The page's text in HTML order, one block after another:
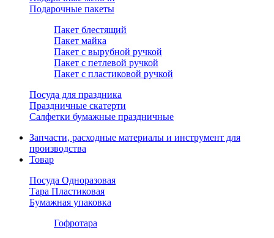
Подарочные пакеты
Пакет блестящий
Пакет майка
Пакет с вырубной ручкой
Пакет с петлевой ручкой
Пакет с пластиковой ручкой
Посуда для праздника
Праздничные скатерти
Салфетки бумажные праздничные
Запчасти, расходные материалы и инструмент для
производства
Товар
Посуда Одноразовая
Тара Пластиковая
Бумажная упаковка
Гофротара